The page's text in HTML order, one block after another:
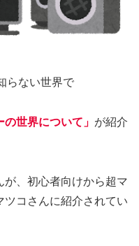
らない世界で
世界について」 が紹介
が、初心者向けから超マ
ツコさんに紹介されてい